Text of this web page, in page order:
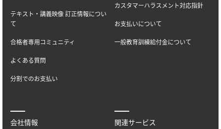
テキスト・講義映像 訂正情報につい
て
合格者専用コミュニティ
よくある質問
分割でのお支払い
カスタマーハラスメント対応指針
お支払いについて
一般教育訓練給付金について
会社情報 関連サービス